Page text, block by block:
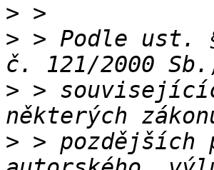
>
> > Podle ust.
> >
> > pozdějších